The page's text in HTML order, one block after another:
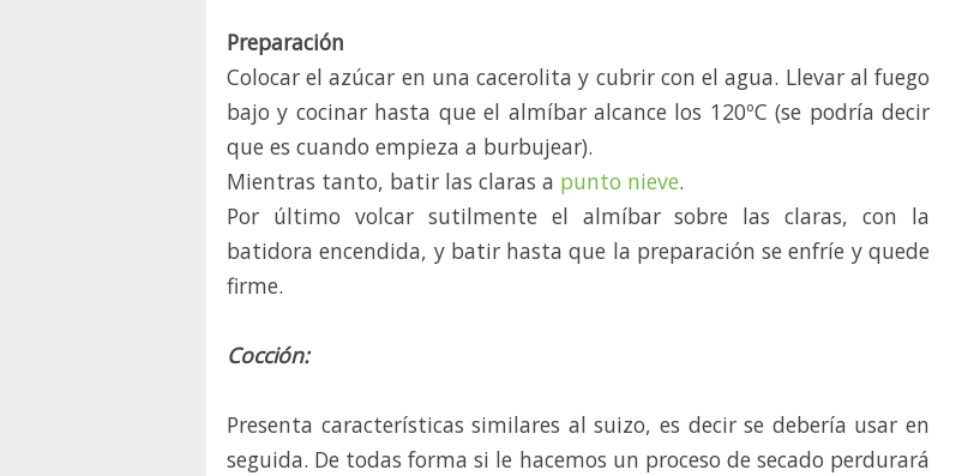
Preparación
Colocar el azúcar en una cacerolita y cubrir con el agua. Llevar al fuego
bajo y cocinar hasta que el almíbar alcance los 120ºC (se podría decir
que es cuando empieza a burbujear).
Mientras tanto, batir las claras a punto nieve.
Por último volcar sutilmente el almíbar sobre las claras, con la
batidora encendida, y batir hasta que la preparación se enfríe y quede
firme.
Cocción:
Presenta características similares al suizo, es decir se debería usar en
seguida. De todas forma si le hacemos un proceso de secado perdurará